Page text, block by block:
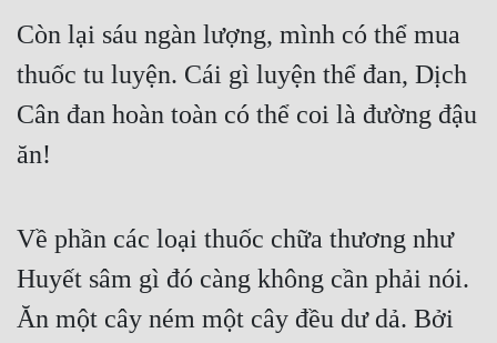
Còn lại sáu ngàn lượng, mình có thể mua
thuốc tu luyện. Cái gì luyện thể đan, Dịch
Cân đan hoàn toàn có thể coi là đường đậu
ăn!
Về phần các loại thuốc chữa thương như
Huyết sâm gì đó càng không cần phải nói.
Ăn một cây ném một cây đều dư dả. Bởi